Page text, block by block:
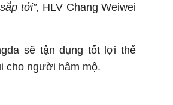
tới”, HLV Chang Weiwei
sẽ tận dụng tốt lợi thế
cho người hâm mộ.